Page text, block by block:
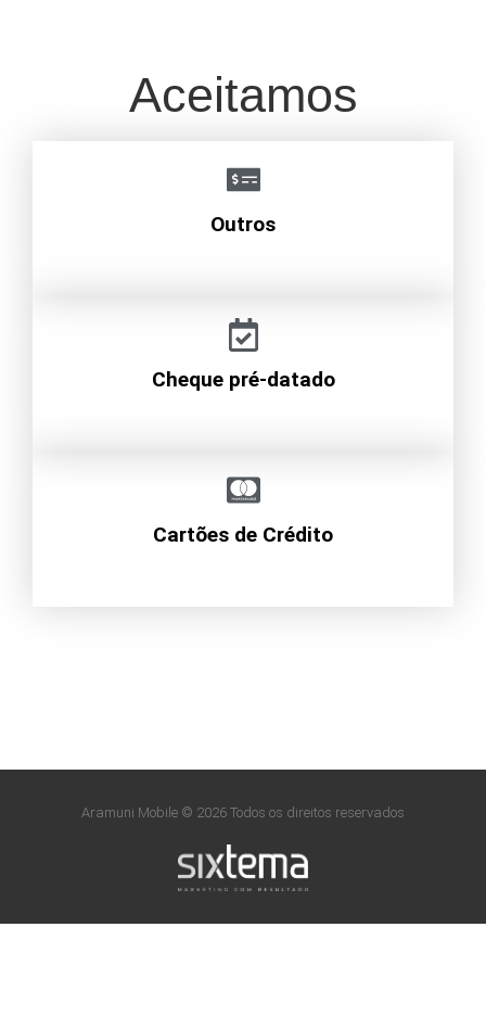
Aceitamos
Cartões de Crédito
Cheque pré-datado
Outros
Aramuni Mobile © 2026 Todos os direitos reservados